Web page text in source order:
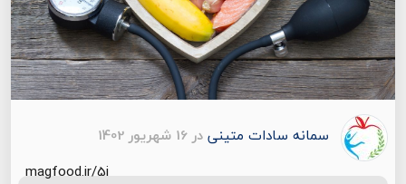
سمانه سادات متینیدر 16 شهریور 1402
magfood.ir/5i